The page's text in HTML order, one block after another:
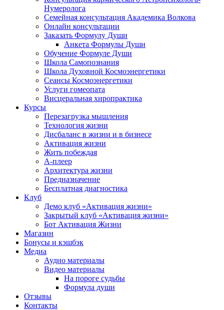
Нумеролога
Семейная консультация Академика Волкова
Онлайн консультации
Заказать Формулу Души
Анкета Формулы Души
Обучение Формуле Души
Школа Самопознания
Школа Духовной Космоэнергетики
Сеансы Космоэнергетики
Услуги гомеопата
Висцеральная хиропрактика
Курсы
Перезагрузка мышления
Технология жизни
Дисбаланс в жизни и в бизнесе
Активация жизни
Жить побеждая
А-плеер
Архитектура жизни
Предназначение
Бесплатная диагностика
Клуб
Демо клуб «Активация жизни»
Закрытый клуб «Активация жизни»
Бот Активация Жизни
Магазин
Бонусы и кэшбэк
Медиа
Аудио материалы
Видео материалы
На пороге судьбы
Формула души
Отзывы
Контакты